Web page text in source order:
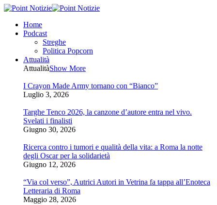
Home
Podcast
Streghe
Politica Popcorn
Attualità
AttualitàShow More
I Crayon Made Army tornano con “Bianco”
Luglio 3, 2026
Targhe Tenco 2026, la canzone d’autore entra nel vivo.
Svelati i finalisti
Giugno 30, 2026
Ricerca contro i tumori e qualità della vita: a Roma la notte
degli Oscar per la solidarietà
Giugno 12, 2026
“Via col verso”, Autrici Autori in Vetrina fa tappa all’Enoteca
Letteraria di Roma
Maggio 28, 2026